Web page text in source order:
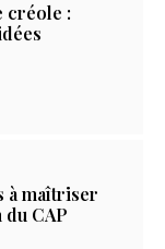
créole :
à maîtriser
CAP